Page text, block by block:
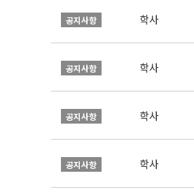
공지사항 학사
공지사항 학사
공지사항 학사
공지사항 학사